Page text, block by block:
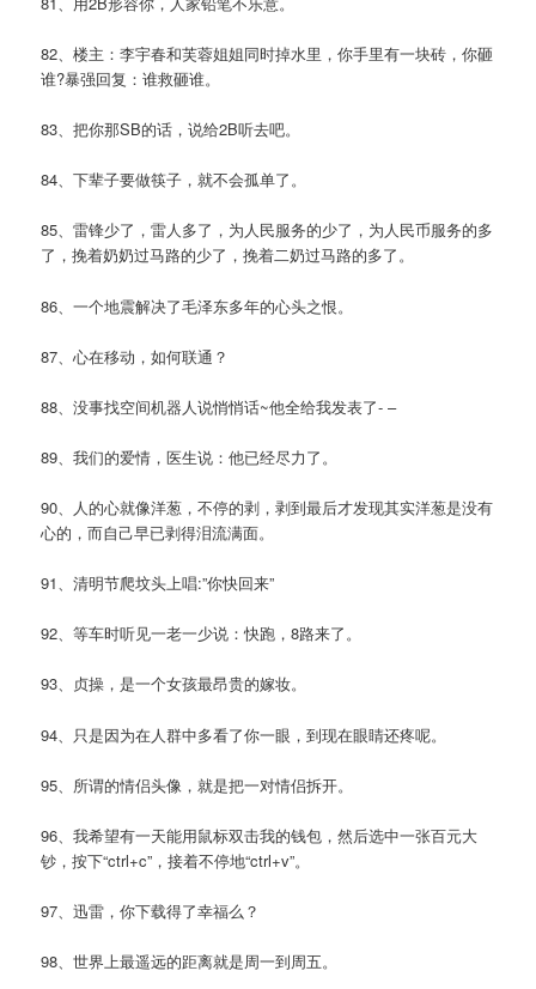
82、楼主：李宇春和芙蓉姐姐同时掉水里，你手里有一块砖，你砸
谁?暴强回复：谁救砸谁。
83、把你那SB的话，说给2B听去吧。
84、下辈子要做筷子，就不会孤单了。
85、雷锋少了，雷人多了，为人民服务的少了，为人民币服务的多
了，挽着奶奶过马路的少了，挽着二奶过马路的多了。
86、一个地震解决了毛泽东多年的心头之恨。
87、心在移动，如何联通？
88、没事找空间机器人说悄悄话~他全给我发表了- –
89、我们的爱情，医生说：他已经尽力了。
90、人的心就像洋葱，不停的剥，剥到最后才发现其实洋葱是没有
心的，而自己早已剥得泪流满面。
91、清明节爬坟头上唱:”你快回来”
92、等车时听见一老一少说：快跑，8路来了。
93、贞操，是一个女孩最昂贵的嫁妆。
94、只是因为在人群中多看了你一眼，到现在眼睛还疼呢。
95、所谓的情侣头像，就是把一对情侣拆开。
96、我希望有一天能用鼠标双击我的钱包，然后选中一张百元大
钞，按下“ctrl+c”，接着不停地“ctrl+v”。
97、迅雷，你下载得了幸福么？
98、世界上最遥远的距离就是周一到周五。